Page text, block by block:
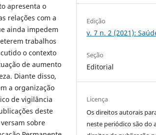
apresenta o
relações com a
ainda impedem
trabalhos
o contexto
de aumento
Diante disso,
a organização
de vigilância
deste
sobre
Edição
v. 7 n. 2 (2021):
Seção
Editorial
Licença
Os direitos autorais
neste periódico são do